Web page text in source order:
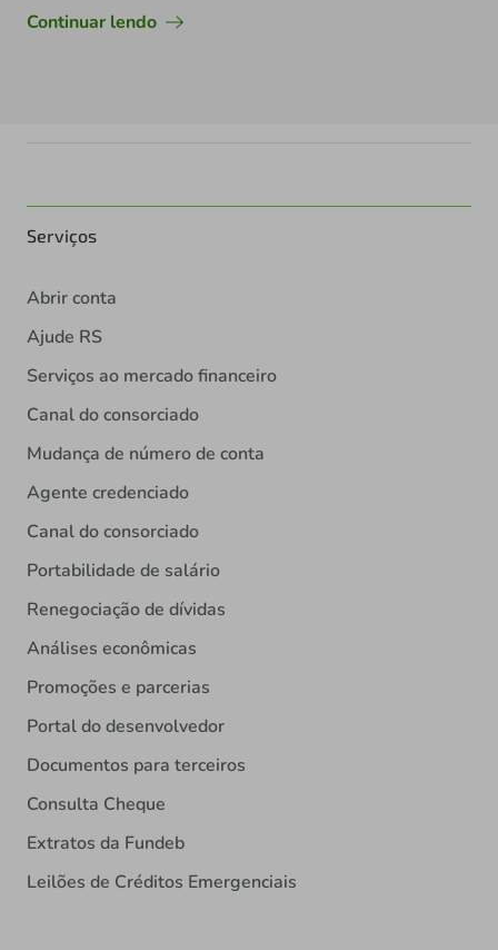
Continuar lendo
Serviços
Abrir conta
Ajude RS
Serviços ao mercado financeiro
Canal do consorciado
Mudança de número de conta
Agente credenciado
Canal do consorciado
Portabilidade de salário
Renegociação de dívidas
Análises econômicas
Promoções e parcerias
Portal do desenvolvedor
Documentos para terceiros
Consulta Cheque
Extratos da Fundeb
Leilões de Créditos Emergenciais